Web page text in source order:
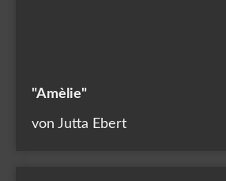
"Amèlie"
von Jutta Ebert